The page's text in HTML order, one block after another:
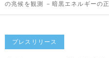
の兆候を観測 －暗黒エネルギーの
プレスリリース